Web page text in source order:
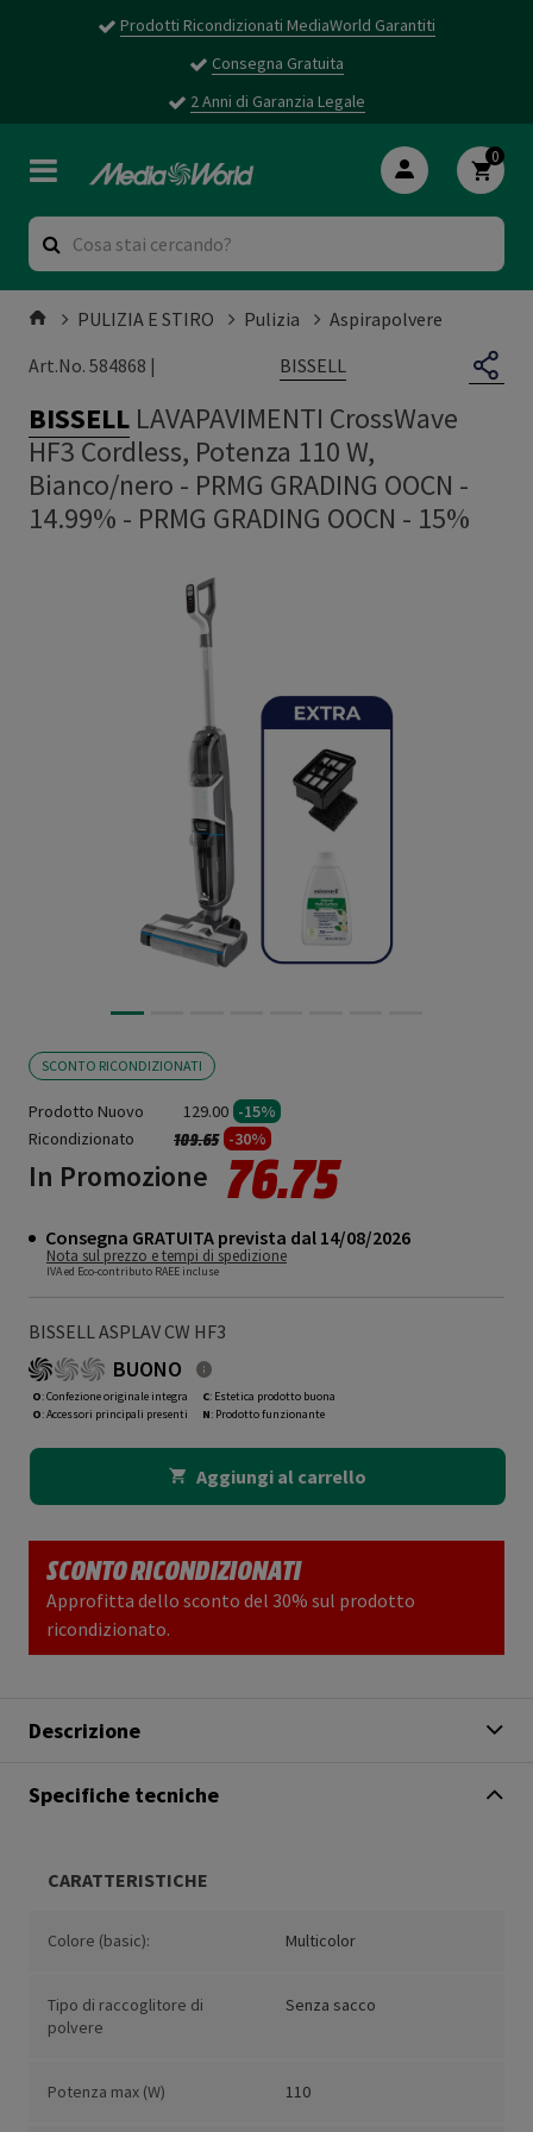
Prodotti Ricondizionati MediaWorld Garantiti
Consegna Gratuita
2 Anni di Garanzia Legale
0
PULIZIA E STIRO Pulizia
Aspirapolvere
Art.No. 584868 |
BISSELL
BISSELL LAVAPAVIMENTI CrossWave
HF3 Cordless, Potenza 110 W,
Bianco/nero - PRMG GRADING OOCN -
14.99% - PRMG GRADING OOCN - 15%
SCONTO RICONDIZIONATI
Prodotto Nuovo 129.00 -15%
Ricondizionato
Prezzo ridotto da
109.65a -30%
In Promozione 76.75
Consegna GRATUITA prevista dal 14/08/2026
Nota sul prezzo e tempi di spedizione
IVA ed Eco-contributo RAEE incluse
BISSELL ASPLAV CW HF3
BUONO
O: Confezione originale integra
O: Accessori principali presenti
C: Estetica prodotto buona
N: Prodotto funzionante
Aggiungi al carrello
SCONTO RICONDIZIONATI
Approfitta dello sconto del 30% sul prodotto
ricondizionato.
Descrizione
Specifiche tecniche
CARATTERISTICHE
Colore (basic): Multicolor
Tipo di raccoglitore di
polvere
Senza sacco
Potenza max (W) 110